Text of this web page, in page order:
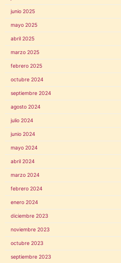
junio 2025
mayo 2025
abril 2025
marzo 2025
febrero 2025
octubre 2024
septiembre 2024
agosto 2024
julio 2024
junio 2024
mayo 2024
abril 2024
marzo 2024
febrero 2024
enero 2024
diciembre 2023
noviembre 2023
octubre 2023
septiembre 2023